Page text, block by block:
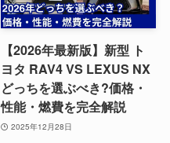
【2026年最新版】新型 ト
ヨタ RAV4 VS LEXUS NX
どっちを選ぶべき?価格・
性能・燃費を完全解説
2025年12月28日